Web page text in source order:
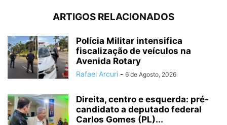
ARTIGOS RELACIONADOS
Polícia Militar intensifica
fiscalização de veículos na
Avenida Rotary
Rafael Arcuri - 6 de Agosto, 2026
Direita, centro e esquerda: pré-
candidato a deputado federal
Carlos Gomes (PL)...